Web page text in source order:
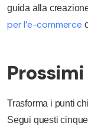
guida alla
per l’e-commerce
Trasforma i punti
Segui questi